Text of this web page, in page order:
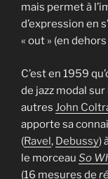
mais permet à
d’expression en
« out » (en
C’est en 1959
de jazz modal
autres John
apporte sa
(Ravel, Debussy)
le morceau So
(16 mesures de